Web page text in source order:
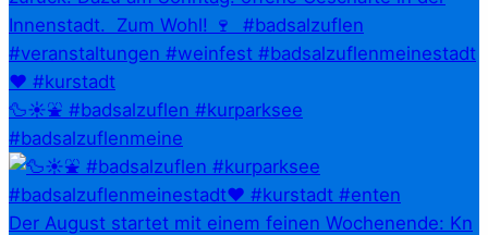
🦆☀️⛲ #badsalzuflen #kurparksee
#badsalzuflenmeine
Der August startet mit einem feinen Wochenende: Kn